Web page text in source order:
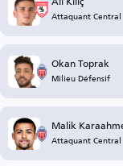
Attaquant Central
Okan Toprak
Milieu Défensif
Malik
Attaquant Central